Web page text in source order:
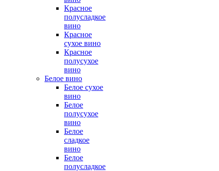
Красное
полусладкое
вино
Красное
сухое вино
Красное
полусухое
вино
Белое вино
Белое сухое
вино
Белое
полусухое
вино
Белое
сладкое
вино
Белое
полусладкое